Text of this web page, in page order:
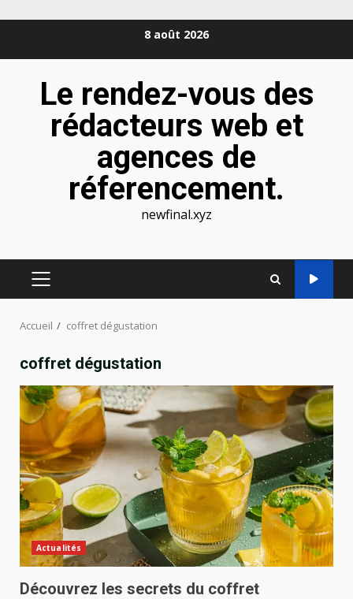
8 août 2026
Le rendez-vous des
rédacteurs web et
agences de
réferencement.
newfinal.xyz
MENU
Accueil coffret dégustation
coffret dégustation
Actualités
Découvrez les secrets du coffret